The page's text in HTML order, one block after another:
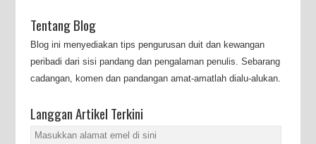
Tentang Blog
Blog ini menyediakan tips pengurusan duit dan kewangan
peribadi dari sisi pandang dan pengalaman penulis. Sebarang
cadangan, komen dan pandangan amat-amatlah dialu-alukan.
Langgan Artikel Terkini
Masukkan